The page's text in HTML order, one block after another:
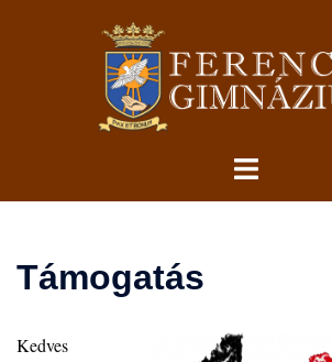
Toggle
Támogatás
Kedves